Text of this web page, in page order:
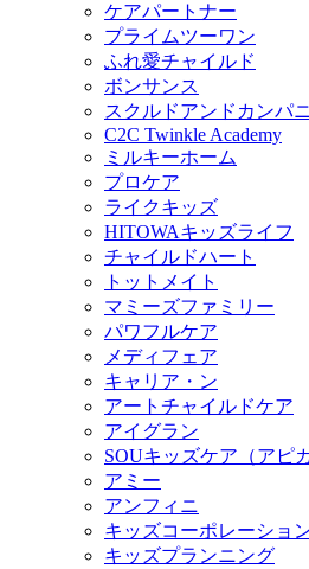
ケアパートナー
プライムツーワン
ふれ愛チャイルド
ボンサンス
スクルドアンドカンパ
C2C Twinkle Academy
ミルキーホーム
プロケア
ライクキッズ
HITOWAキッズライフ
チャイルドハート
トットメイト
マミーズファミリー
パワフルケア
メディフェア
キャリア・ン
アートチャイルドケア
アイグラン
SOUキッズケア（アピ
アミー
アンフィニ
キッズコーポレーショ
キッズプランニング